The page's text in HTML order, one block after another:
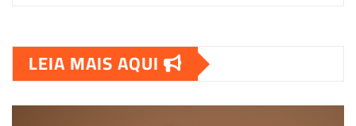
LEIA MAIS AQUI